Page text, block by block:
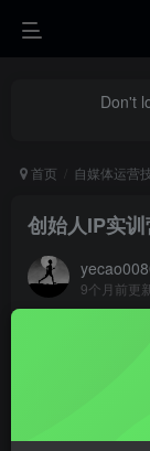
Don't
首页 自媒体运营
创始人IP实
9个月前更